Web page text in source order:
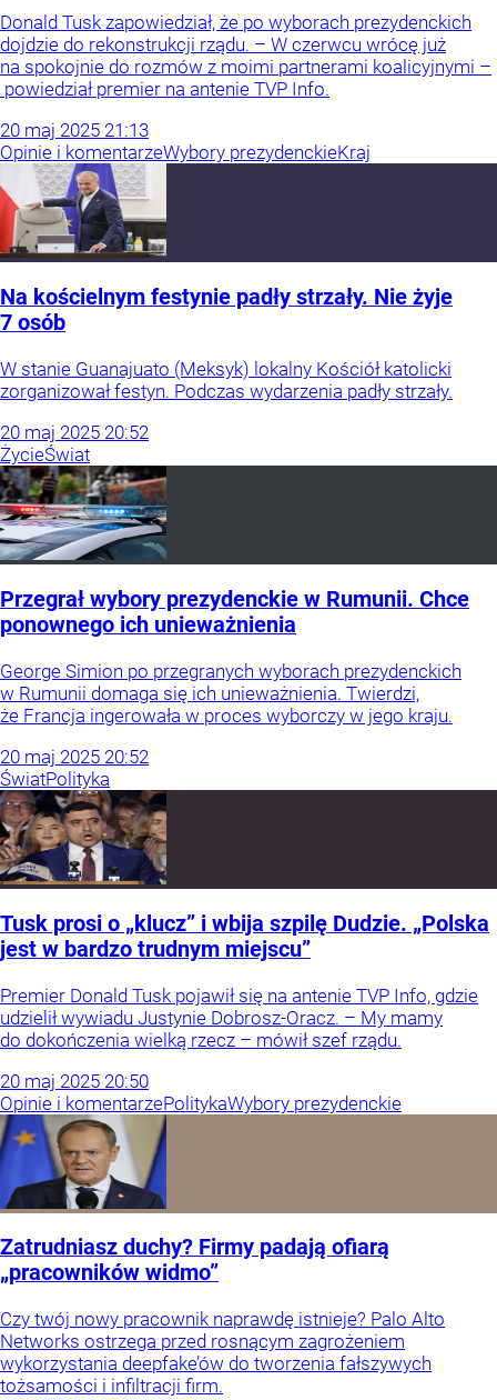
Donald Tusk zapowiedział, że po wyborach prezydenckich
dojdzie do rekonstrukcji rządu. – W czerwcu wrócę już
na spokojnie do rozmów z moimi partnerami koalicyjnymi –
powiedział premier na antenie TVP Info.
20 maj 2025 21:13
Opinie i komentarzeWybory prezydenckieKraj
Na kościelnym festynie padły strzały. Nie żyje
7 osób
W stanie Guanajuato (Meksyk) lokalny Kościół katolicki
zorganizował festyn. Podczas wydarzenia padły strzały.
20 maj 2025 20:52
ŻycieŚwiat
Przegrał wybory prezydenckie w Rumunii. Chce
ponownego ich unieważnienia
George Simion po przegranych wyborach prezydenckich
w Rumunii domaga się ich unieważnienia. Twierdzi,
że Francja ingerowała w proces wyborczy w jego kraju.
20 maj 2025 20:52
ŚwiatPolityka
Tusk prosi o „klucz” i wbija szpilę Dudzie. „Polska
jest w bardzo trudnym miejscu”
Premier Donald Tusk pojawił się na antenie TVP Info, gdzie
udzielił wywiadu Justynie Dobrosz-Oracz. – My mamy
do dokończenia wielką rzecz – mówił szef rządu.
20 maj 2025 20:50
Opinie i komentarzePolitykaWybory prezydenckie
Zatrudniasz duchy? Firmy padają ofiarą
„pracowników widmo”
Czy twój nowy pracownik naprawdę istnieje? Palo Alto
Networks ostrzega przed rosnącym zagrożeniem
wykorzystania deepfake’ów do tworzenia fałszywych
tożsamości i infiltracji firm.